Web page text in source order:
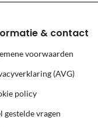
& contact
voorwaarden
(AVG)
policy
gestelde vragen